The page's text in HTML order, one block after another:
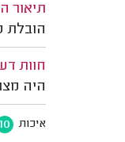
תיאור
הובלת
חוות
היה
איכות 10